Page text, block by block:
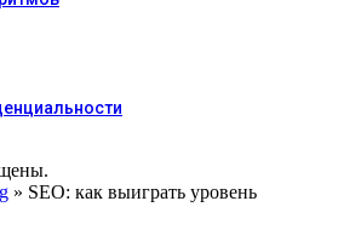
» SEO: как выиграть уровень